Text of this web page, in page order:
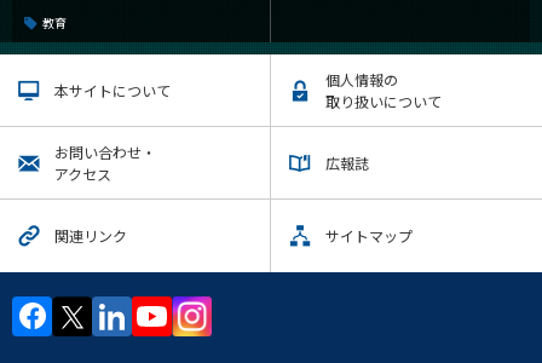
教育
本サイトについて
個人情報の
取り扱いについて
お問い合わせ・
アクセス
広報誌
関連リンク サイトマップ